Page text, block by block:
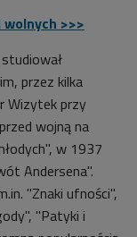
>>>
przez kilka
Wizytek przy
wojną na
w 1937
Andersena".
"Znaki ufności",
"Patyki i